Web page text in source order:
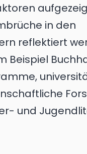
in den
reflektiert
Beispiel
und